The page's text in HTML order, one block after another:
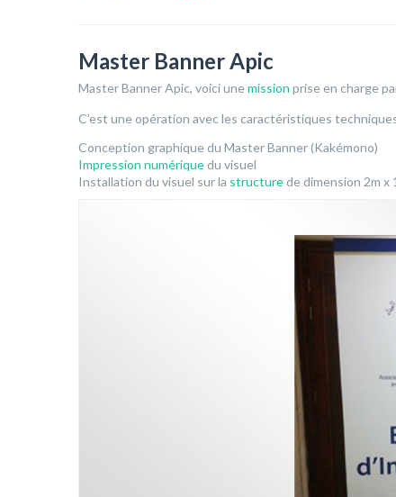
Master Banner Apic
Master Banner Apic, voici unemission prise en charge
C’est une opération avec les caractéristiques
Conception graphique du Master Banner (Kakémono)
Impression numériquedu visuel
Installation du visuel sur la structurede dimension 2m x